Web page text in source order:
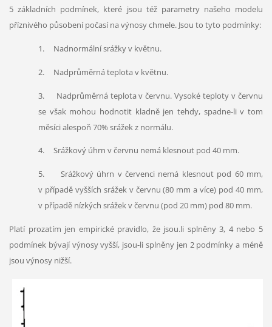
5 základních podmínek, které jsou též parametry našeho modelu
příznivého působení počasí na výnosy chmele. Jsou to tyto podmínky:
1. Nadnormální srážky v květnu.
2. Nadprůměrná teplota v květnu.
3. Nadprůměrná teplota v červnu. Vysoké teploty v červnu
se však mohou hodnotit kladně jen tehdy, spadne-li v tom
měsíci alespoň 70% srážek z normálu.
4. Srážkový úhrn v červnu nemá klesnout pod 40 mm.
5. Srážkový úhrn v červenci nemá klesnout pod 60 mm,
v případě vyšších srážek v červnu (80 mm a více) pod 40 mm,
v případě nízkých srážek v červnu (pod 20 mm) pod 80 mm.
Platí prozatím jen empirické pravidlo, že jsou.li splněny 3, 4 nebo 5
podmínek bývají výnosy vyšší, jsou-li splněny jen 2 podmínky a méně
jsou výnosy nižší.